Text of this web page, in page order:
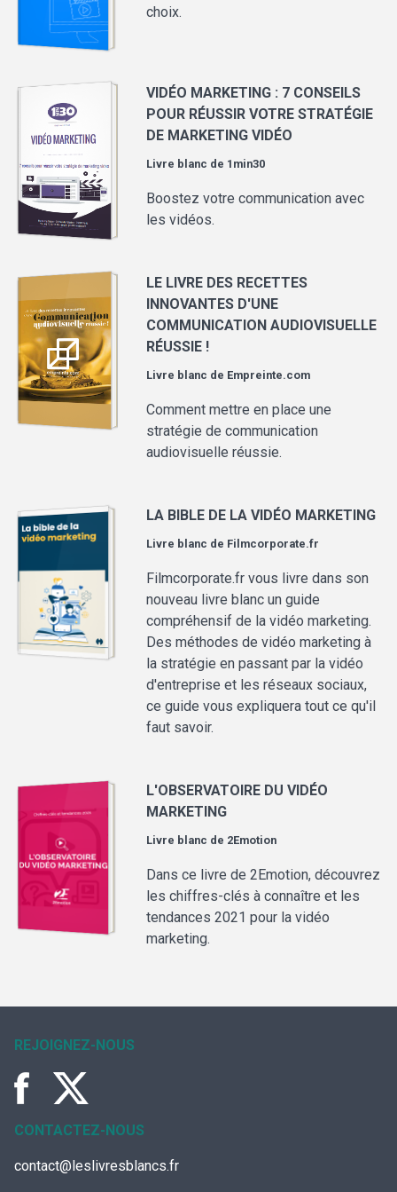
choix.
VIDÉO MARKETING : 7 CONSEILS
POUR RÉUSSIR VOTRE STRATÉGIE
DE MARKETING VIDÉO
Livre blanc de 1min30
Boostez votre communication avec
les vidéos.
LE LIVRE DES RECETTES
INNOVANTES D'UNE
COMMUNICATION AUDIOVISUELLE
RÉUSSIE !
Livre blanc de Empreinte.com
Comment mettre en place une
stratégie de communication
audiovisuelle réussie.
LA BIBLE DE LA VIDÉO MARKETING
Livre blanc de Filmcorporate.fr
Filmcorporate.fr vous livre dans son
nouveau livre blanc un guide
compréhensif de la vidéo marketing.
Des méthodes de vidéo marketing à
la stratégie en passant par la vidéo
d'entreprise et les réseaux sociaux,
ce guide vous expliquera tout ce qu'il
faut savoir.
L'OBSERVATOIRE DU VIDÉO
MARKETING
Livre blanc de 2Emotion
Dans ce livre de 2Emotion, découvrez
les chiffres-clés à connaître et les
tendances 2021 pour la vidéo
marketing.
REJOIGNEZ-NOUS
CONTACTEZ-NOUS
contact@leslivresblancs.fr